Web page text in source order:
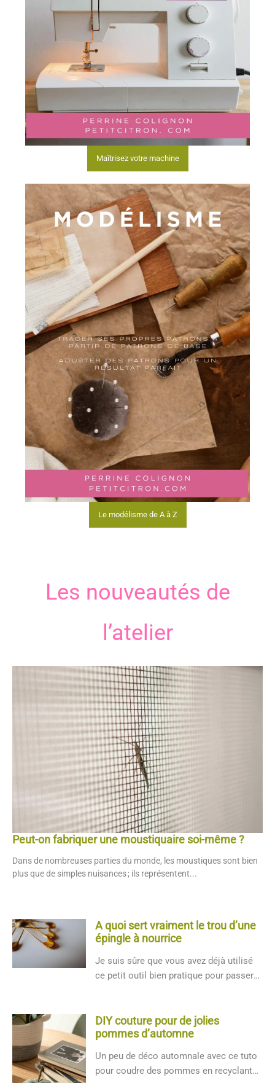
Maîtrisez votre machine
Le modélisme de A à Z
Les nouveautés de
l’atelier
Peut-on fabriquer une moustiquaire soi-même ?
Dans de nombreuses parties du monde, les moustiques sont bien
plus que de simples nuisances ; ils représentent...
A quoi sert vraiment le trou d’une
épingle à nourrice
Je suis sûre que vous avez déjà utilisé
ce petit outil bien pratique pour passer
DIY couture pour de jolies
pommes d’automne
Un peu de déco automnale avec ce tuto
pour coudre des pommes en recyclant